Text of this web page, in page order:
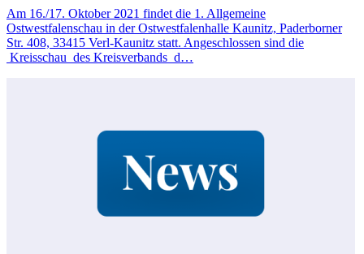
Am 16./17. Oktober 2021 findet die 1. Allgemeine
Ostwestfalenschau in der Ostwestfalenhalle Kaunitz, Paderborner
Str. 408, 33415 Verl-Kaunitz statt. Angeschlossen sind die
Kreisschau des Kreisverbands d…